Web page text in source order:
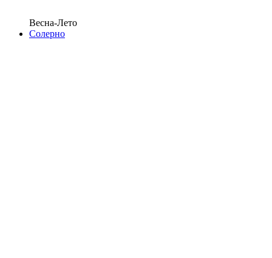
Весна-Лето
Солерно